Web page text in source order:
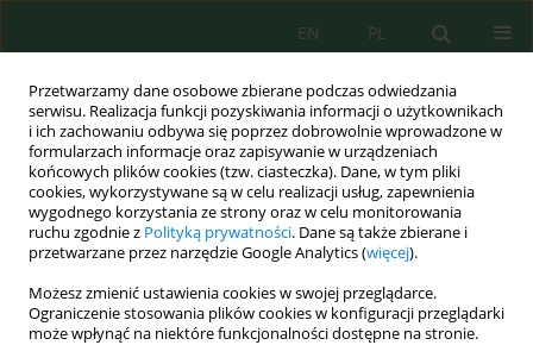
Przetwarzamy dane osobowe zbierane podczas odwiedzania
serwisu. Realizacja funkcji pozyskiwania informacji o użytkownikach
i ich zachowaniu odbywa się poprzez dobrowolnie wprowadzone w
formularzach informacje oraz zapisywanie w urządzeniach
końcowych plików cookies (tzw. ciasteczka). Dane, w tym pliki
cookies, wykorzystywane są w celu realizacji usług, zapewnienia
wygodnego korzystania ze strony oraz w celu monitorowania
ruchu zgodnie z Polityką prywatności. Dane są także zbierane i
przetwarzane przez narzędzie Google Analytics (więcej).
Możesz zmienić ustawienia cookies w swojej przeglądarce.
Ograniczenie stosowania plików cookies w konfiguracji przeglądarki
może wpłynąć na niektóre funkcjonalności dostępne na stronie.
PL
EN
Słowo kluczowebox-behnken
design
Numer zostanie wkrótce opublikowany